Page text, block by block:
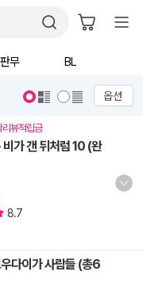
판무 BL
옵션
뷰적립금
가 갠 뒤처럼 10 (완
8.7
다이가 사람들 (총6